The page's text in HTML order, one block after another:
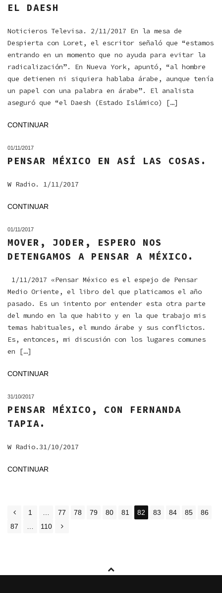
EL DAESH
Noticieros Televisa. 2/11/2017 En la mesa de
Despierta con Loret, el escritor señaló que “estamos
entrando en un momento que no ayuda para evitar la
radicalización”. En Nueva York, apuntó, “al hombre
que detienen ni siquiera hablaba árabe, aunque tenía
un papel con una palabra en árabe”. El analista
aseguró que “el Daesh (Estado Islámico) […]
CONTINUAR
01/11/2017
PENSAR MÉXICO EN ASÍ LAS COSAS.
W Radio. 1/11/2017
CONTINUAR
01/11/2017
MOVER, JODER, ESPERO NOS
DETENGAMOS A PENSAR A MÉXICO.
1/11/2017 «Pensar México es el espejo de Pensar
Medio Oriente, el libro del que platicamos el año
pasado. Es un intento por entender esta otra parte
del mundo en la que habito y en la que trabajo mis
temas habituales, el mundo árabe y sus conflictos.
Es, entonces, mi discusión con los lugares comunes
en […]
CONTINUAR
31/10/2017
PENSAR MÉXICO, CON FERNANDA
TAPIA.
W Radio.31/10/2017
CONTINUAR
NAVIGATION
1 77 78 79 80 81 82 83 84 85
86
87
110